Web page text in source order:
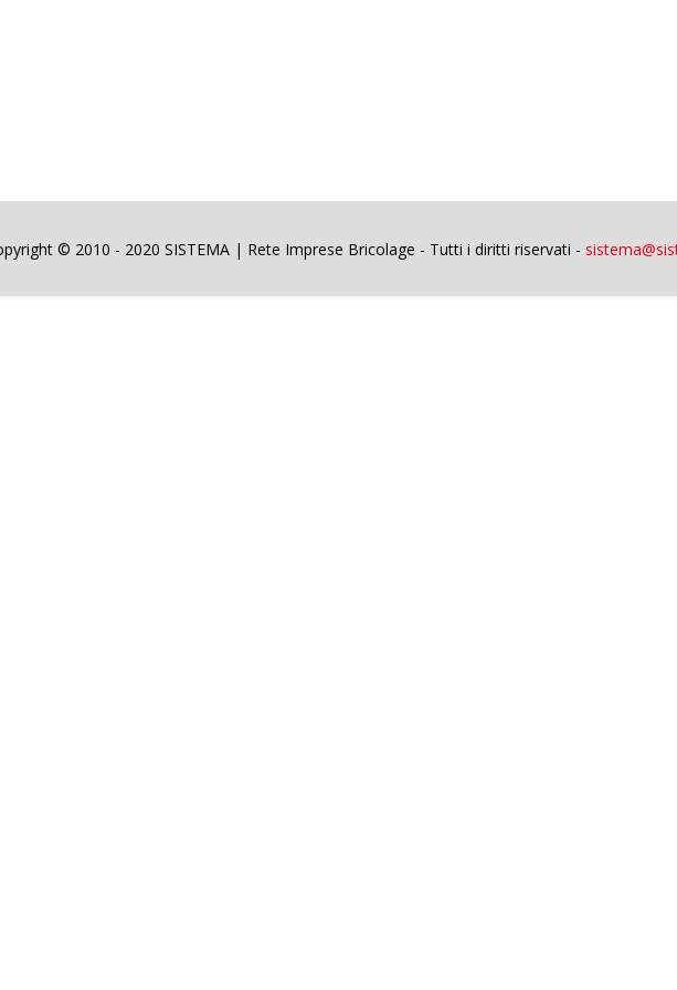
© 2010 - 2020 SISTEMA | Rete Imprese Bricolage - Tutti i diritti riservati -